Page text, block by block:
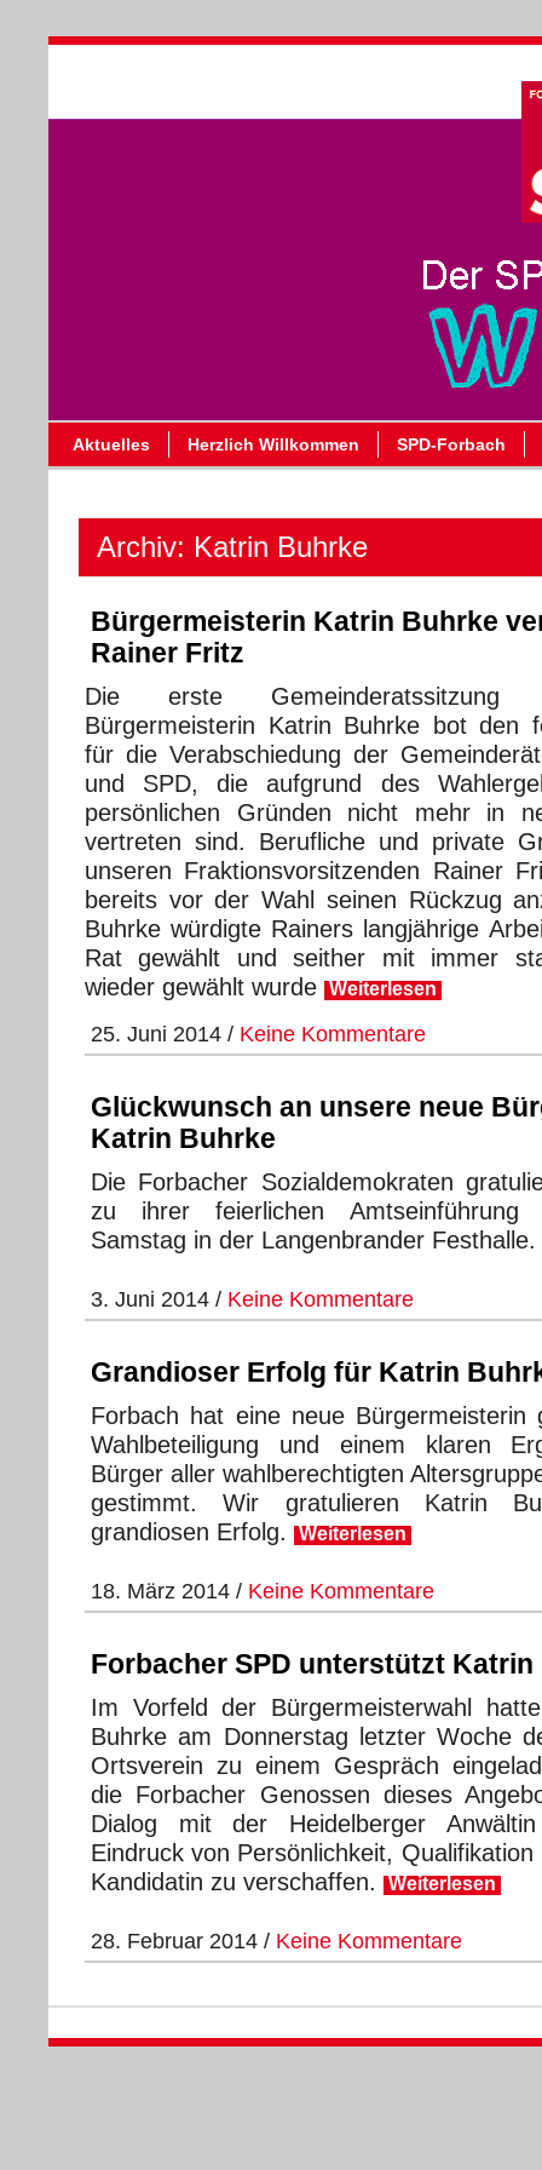
Aktuelles Herzlich Willkommen SPD-Forbach
Archiv: Katrin Buhrke
Bürgermeisterin Katrin Buhrke
Rainer Fritz
Die erste Gemeinderatssitzung
Bürgermeisterin Katrin Buhrke bot den
für die Verabschiedung der
und SPD, die aufgrund des
persönlichen Gründen nicht mehr in
vertreten sind. Berufliche und private
unseren Fraktionsvorsitzenden Rainer
bereits vor der Wahl seinen Rückzug
Buhrke würdigte Rainers langjährige
Rat gewählt und seither mit immer
wieder gewählt wurde Weiterlesen
25. Juni 2014 / Keine Kommentare
Glückwunsch an unsere neue
Katrin Buhrke
Die Forbacher Sozialdemokraten
zu ihrer feierlichen Amtseinführung
Samstag in der Langenbrander Festhalle.
3. Juni 2014 / Keine Kommentare
Grandioser Erfolg für Katrin
Forbach hat eine neue Bürgermeisterin
Wahlbeteiligung und einem klaren
Bürger aller wahlberechtigten
gestimmt. Wir gratulieren Katrin
grandiosen Erfolg.
Weiterlesen
18. März 2014 / Keine Kommentare
Forbacher SPD unterstützt Katrin
Im Vorfeld der Bürgermeisterwahl
Buhrke am Donnerstag letzter Woche
Ortsverein zu einem Gespräch
die Forbacher Genossen dieses
Dialog mit der Heidelberger
Eindruck von Persönlichkeit,
Kandidatin zu verschaffen.
Weiterlesen
28. Februar 2014 / Keine Kommentare